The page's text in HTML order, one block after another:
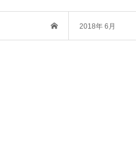
2018年 6月